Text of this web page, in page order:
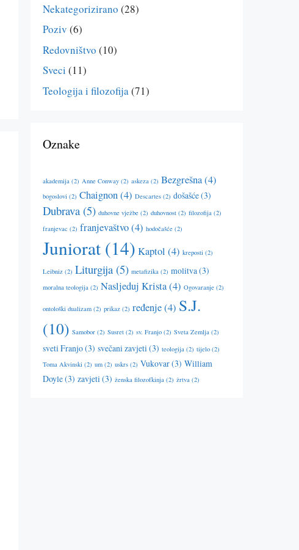
Nekategorizirano (28)
Poziv (6)
Redovništvo (10)
Sveci (11)
Teologija i filozofija(71)
Oznake
akademija (2) Anne Conway (2) askeza (2) Bezgrešna(4)
bogoslovi (2) Chaignon(4) Descartes (2) došašće(3)
Dubrava (5) duhovne vježbe (2) duhovnost (2) filozofija (2)
franjevac (2) franjevaštvo(4) hodočašće (2)
Juniorat (14) Kaptol (4) kreposti (2)
Leibniz (2) Liturgija (5) metafizika (2) molitva(3)
moralna teologija (2) Nasljeduj Krista(4) Ogovaranje (2)
ontološki dualizam (2) prikaz (2) ređenje(4) S.J.
(10) Samobor (2) Susret (2) sv. Franjo (2) Sveta Zemlja (2)
sveti Franjo(3) svečani zavjeti(3) teologija (2) tijelo (2)
Toma Akvinski (2) um (2) uskrs (2) Vukovar(3) William
Doyle(3) zavjeti(3) ženska filozofkinja (2) žrtva (2)